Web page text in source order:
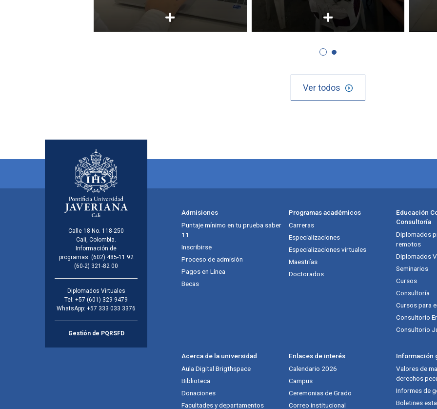
Ver todos
Calle 18 No. 118-250
Cali, Colombia.
Información de
programas: (602) 485-11 92
(60-2) 321-82 00
Diplomados Virtuales
Tel: +57 (601) 329 9479
WhatsApp: +57 333 033 3376
Gestión de PQRSFD
Admisiones
Puntaje mínimo en tu prueba saber
11
Inscribirse
Proceso de admisión
Pagos en Línea
Becas
Programas académicos
Carreras
Especializaciones
Especializaciones virtuales
Maestrías
Doctorados
Educación
Consultoría
Diplomados
remotos
Diplomados
Seminarios
Cursos
Consultoría
Cursos para
Consultorio
Consultorio
Acerca de la universidad
Aula Digital Brigthspace
Biblioteca
Donaciones
Facultades y departamentos
Enlaces de interés
Calendario 2026
Campus
Ceremonias de Grado
Correo institucional
Información
Valores de
derechos
Informes de
Boletines